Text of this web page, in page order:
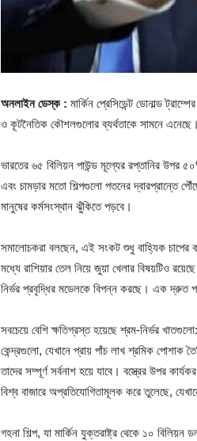
অনলাইন ডেস্ক : মার্কিন প্রেসিডেন্ট ডোনাল্ড
ও কূটনৈতিক কৌশলগুলোর ব্যর্থতাকে সামনে এনেছে।
ভারতের ৬৫ বিলিয়ন পাউন্ড মূল্যের রপ্তানির উপর
এবং চামড়ার মতো শিল্পগুলো পতনের দ্বারপ্রান্তে
মানুষের কর্মসংস্থান ঝুঁকিতে পড়বে।
সমালোচকরা বলছেন, এই সংকট শুধু বাহ্যিক চাপের
মধ্যে রাশিয়ার তেল নিয়ে জুয়া খেলার বিষয়টিও
নির্ভর প্রবৃদ্ধির মডেলকে বিপন্ন করছে। এক দ্রুত
সবচেয়ে বেশি ক্ষতিগ্রস্ত হয়েছে শ্রম-নির্ভর
কেন্দ্রগুলো, যেখানে প্রায় পাঁচ লাখ শ্রমিক পোশাক
তাদের সম্পূর্ণ সর্বনাশ হয়ে যাবে। বস্ত্রের উপর
বিশ্ব বাজারে অপ্রতিযোগিতামূলক করে তুলেছে,
গহনা শিল্প, যা মার্কিন যুক্তরাষ্ট্র থেকে ১০